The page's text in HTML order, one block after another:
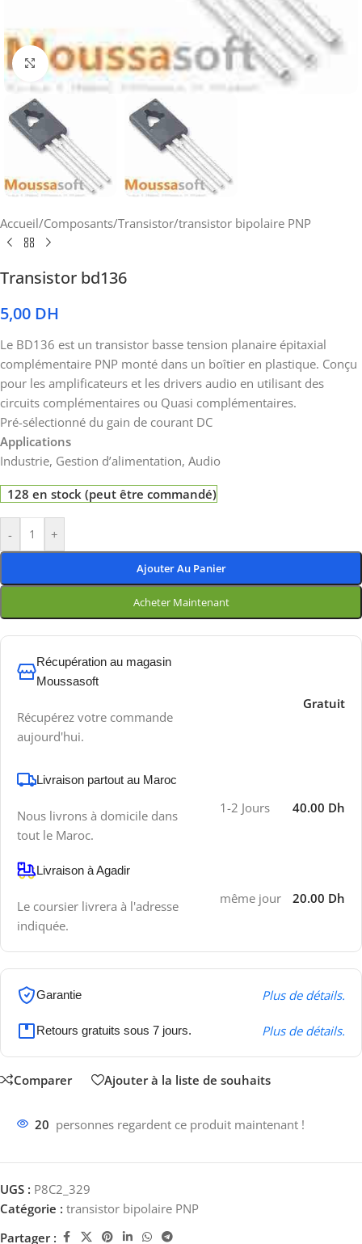
Cliquez pour agrandir
Accueil/Composants/Transistor/transistor bipolaire PNP
Transistor bd136
5,00 DH
Le BD136 est un transistor basse tension planaire épitaxial
complémentaire PNP monté dans un boîtier en plastique. Conçu
pour les amplificateurs et les drivers audio en utilisant des
circuits complémentaires ou Quasi complémentaires.
Pré-sélectionné du gain de courant DC
Applications
Industrie, Gestion d’alimentation, Audio
128 en stock (peut être commandé)
- +
Ajouter Au Panier
Acheter Maintenant
Récupération au magasin
Moussasoft
Récupérez votre commande
aujourd'hui.
Gratuit
Livraison partout au Maroc
Nous livrons à domicile dans
tout le Maroc.
1-2 Jours 40.00 Dh
Livraison à Agadir
Le coursier livrera à l'adresse
indiquée.
même jour 20.00 Dh
Garantie Plus de détails.
Retours gratuits sous 7 jours. Plus de détails.
Comparer Ajouter à la liste de souhaits
20 personnes regardent ce produit maintenant !
UGS : P8C2_329
Catégorie : transistor bipolaire PNP
Partager :